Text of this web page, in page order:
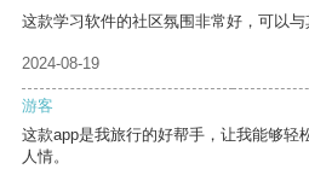
这款学习软件的社区氛围非常好，可以与
2024-08-19
游客
这款app是我旅行的好帮手，让我能够轻
人情。